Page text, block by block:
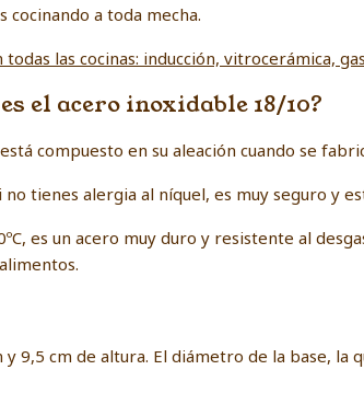
cocinando a toda mecha.
las cocinas: inducción, vitrocerámica,
el acero inoxidable 18/10?
compuesto en su aleación cuando se
tienes alergia al níquel, es muy seguro y
es un acero muy duro y resistente al
9,5 cm de altura. El diámetro de la base,